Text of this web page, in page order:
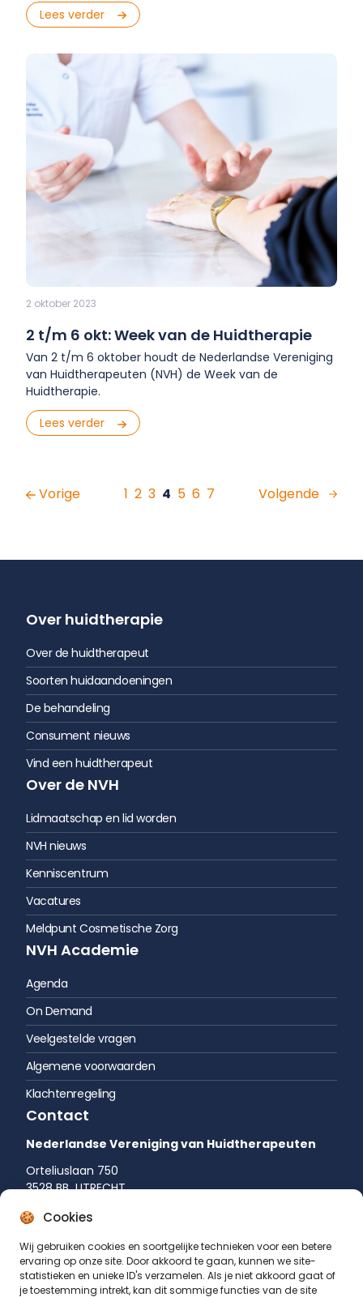
Cookies
Wij gebruiken cookies en soortgelijke technieken voor een betere
ervaring op onze site. Door akkoord te gaan, kunnen we site-
statistieken en unieke ID's verzamelen. Als je niet akkoord gaat of
je toestemming intrekt, kan dit sommige functies van de site
Lees verder
2 oktober 2023
2 t/m 6 okt: Week van de Huidtherapie
Van 2 t/m 6 oktober houdt de Nederlandse Vereniging
van Huidtherapeuten (NVH) de Week van de
Huidtherapie.
Lees verder
Vorige 1 2 3 4 5 6 7 Volgende
Over huidtherapie
Over de huidtherapeut
Soorten huidaandoeningen
De behandeling
Consument nieuws
Vind een huidtherapeut
Over de NVH
Lidmaatschap en lid worden
NVH nieuws
Kenniscentrum
Vacatures
Meldpunt Cosmetische Zorg
NVH Academie
Agenda
On Demand
Veelgestelde vragen
Algemene voorwaarden
Klachtenregeling
Contact
Nederlandse Vereniging van Huidtherapeuten
Orteliuslaan 750
3528 BB UTRECHT
035 542 75 52